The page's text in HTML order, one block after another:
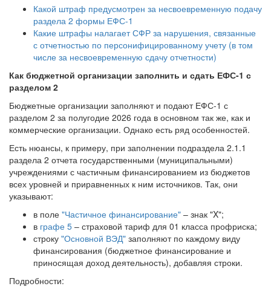
Какой штраф предусмотрен за несвоевременную подачу
раздела 2 формы ЕФС-1
Какие штрафы налагает СФР за нарушения, связанные
с отчетностью по персонифицированному учету (в том
числе за несвоевременную сдачу отчетности)
Как бюджетной организации заполнить и сдать ЕФС-1 с
разделом 2
Бюджетные организации заполняют и подают ЕФС-1 с
разделом 2 за полугодие 2026 года в основном так же, как и
коммерческие организации. Однако есть ряд особенностей.
Есть нюансы, к примеру, при заполнении подраздела 2.1.1
раздела 2 отчета государственными (муниципальными)
учреждениями с частичным финансированием из бюджетов
всех уровней и приравненных к ним источников. Так, они
указывают:
в поле "Частичное финансирование" – знак "X";
в графе 5 – страховой тариф для 01 класса профриска;
строку "Основной ВЭД" заполняют по каждому виду
финансирования (бюджетное финансирование и
приносящая доход деятельность), добавляя строки.
Подробности: